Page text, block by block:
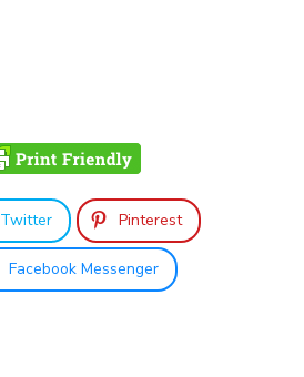
Twitter Pinterest
Facebook Messenger